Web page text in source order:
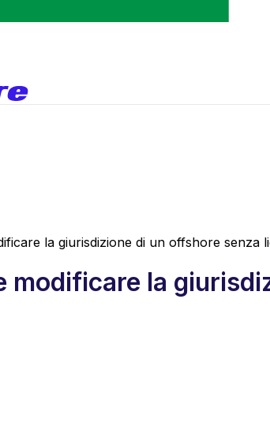
la giurisdizione di un offshore senza
modificare la